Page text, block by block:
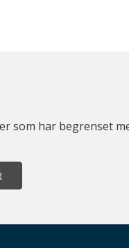
som har begrenset